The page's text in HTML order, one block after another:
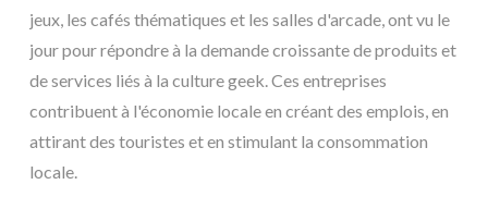
jeux, les cafés thématiques et les salles d'arcade, ont vu le
jour pour répondre à la demande croissante de produits et
de services liés à la culture geek. Ces entreprises
contribuent à l'économie locale en créant des emplois, en
attirant des touristes et en stimulant la consommation
locale.